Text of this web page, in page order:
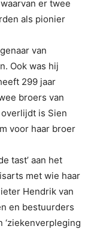
er twee
als pionier
van
Ook was hij
299 jaar
broers van
is Sien
voor haar broer
tast’ aan het
met wie haar
Hendrik van
en bestuurders
‘ziekenverpleging